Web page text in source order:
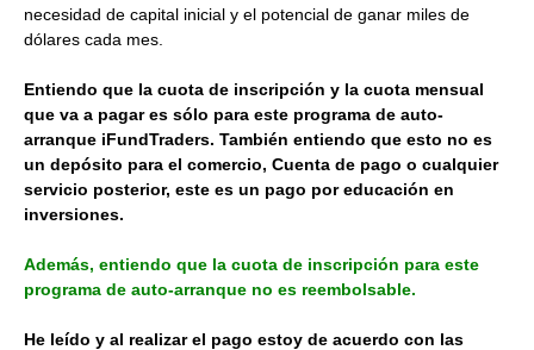
necesidad de capital inicial y el potencial de ganar miles de
dólares cada mes.
Entiendo que la cuota de inscripción y la cuota mensual
que va a pagar es sólo para este programa de auto-
arranque iFundTraders. También entiendo que esto no es
un depósito para el comercio, Cuenta de pago o cualquier
servicio posterior, este es un pago por educación en
inversiones.
Además, entiendo que la cuota de inscripción para este
programa de auto-arranque no es reembolsable.
He leído y al realizar el pago estoy de acuerdo con las